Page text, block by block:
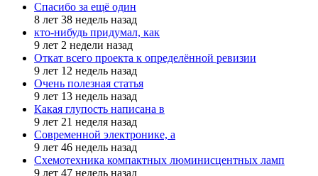
Спасибо за ещё один
8 лет 38 недель назад
кто-нибудь придумал, как
9 лет 2 недели назад
Откат всего проекта к определённой ревизии
9 лет 12 недель назад
Очень полезная статья
9 лет 13 недель назад
Какая глупость написана в
9 лет 21 неделя назад
Современной электронике, а
9 лет 46 недель назад
Схемотехника компактных люминисцентных ламп
9 лет 47 недель назад